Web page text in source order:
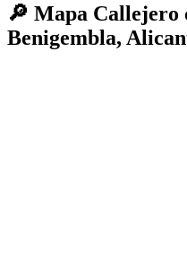
🔎 Mapa Callejero
Benigembla,